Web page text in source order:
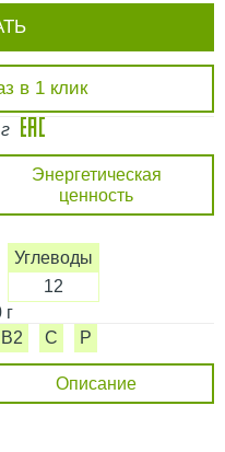
в 1 клик
Энергетическая
ценность
Углеводы
12
г
B2 C P
Описание